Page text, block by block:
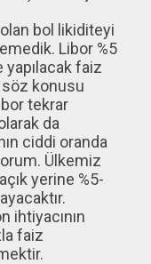
bol likiditeyi
Libor %5
yapılacak faiz
söz konusu
tekrar
da
ciddi oranda
Ülkemiz
yerine %5-
ihtiyacının
faiz